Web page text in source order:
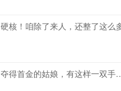
硬核！咱除了来人，还整了这么
夺得首金的姑娘，有这样一双